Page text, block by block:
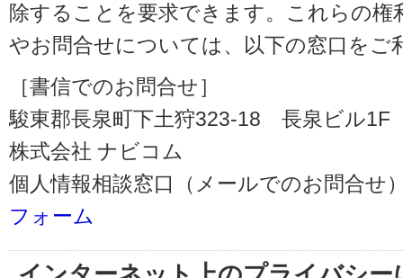
除することを要求できます。これらの権
やお問合せについては、以下の窓口をご
［書信でのお問合せ］
駿東郡長泉町下土狩323-18 長泉ビル1F
株式会社 ナビコム
個人情報相談窓口（メールでのお問合せ
フォーム